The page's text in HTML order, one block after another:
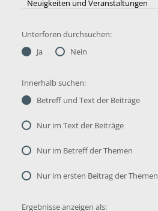
Unterforen durchsuchen:
Ja
Nein
Innerhalb suchen:
Betreff und Text der Beiträge
Nur im Text der Beiträge
Nur im Betreff der Themen
Nur im ersten Beitrag der Themen
Ergebnisse anzeigen als: